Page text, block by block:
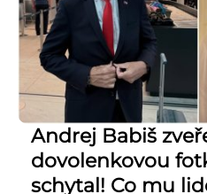
Andrej Babiš
dovolenkovou
schytal! Co mu